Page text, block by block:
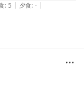
なり広い部屋で、清潔
: 5 | 夕食: - |